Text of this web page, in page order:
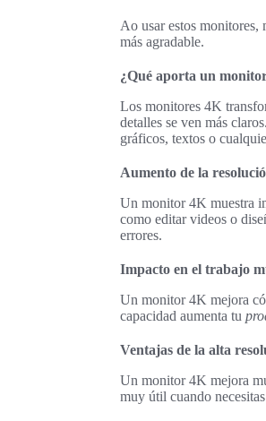
Ao usar estos monitores,
más agradable.
¿Qué aporta un
Los monitores 4K
detalles se ven más
gráficos, textos o
Aumento de la
Un monitor 4K muestra
como editar videos o
errores.
Impacto en el trabajo
Un monitor 4K mejora
capacidad aumenta tu
Ventajas de la alta
Un monitor 4K mejora
muy útil cuando